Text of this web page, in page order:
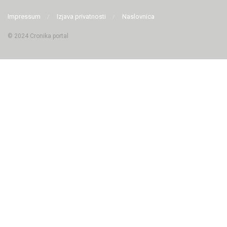
Impressum Izjava privatnosti Naslovnica
© 2024 Cronika portal